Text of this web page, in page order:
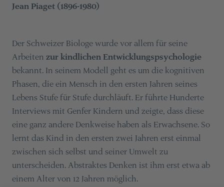
Jean Piaget (1896-1980)
Der Schweizer Biologe wurde vor allem für seine
Arbeiten zur kindlichen Entwicklungspsychologie
bekannt. In seinem Modell geht es um die kognitiven
Phasen, die ein Mensch in den ersten Jahren seines
Lebens Stufe für Stufe durchläuft. Er führte Hunderte
Interviews mit Genfer Kindern und zeigte, dass diese
eine ganz andere Denkweise haben als Erwachsene. So
lernt das Kind in den ersten zwei Jahren erst einmal
zwischen sich selbst und seiner Umwelt zu
unterscheiden. Abstraktes Denken ist ihm erst etwa ab
einem Alter von 12 Jahren möglich.